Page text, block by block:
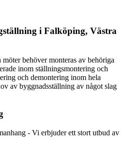
i Falköping, Västra
behöver monteras av behöriga
inom ställningsmontering och
och demontering inom hela
av byggnadsställning av något slag
- Vi erbjuder ett stort utbud av